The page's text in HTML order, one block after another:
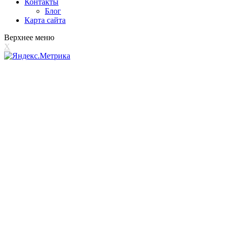
Контакты
Блог
Карта сайта
Верхнее меню
X